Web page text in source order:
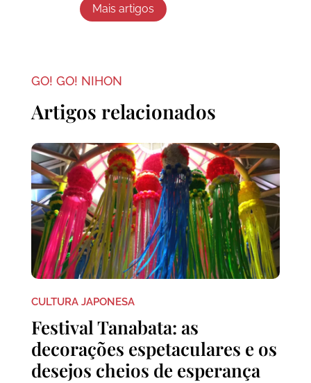
Mais artigos
GO! GO! NIHON
Artigos relacionados
CULTURA JAPONESA
Festival Tanabata: as
decorações espetaculares e os
desejos cheios de esperança